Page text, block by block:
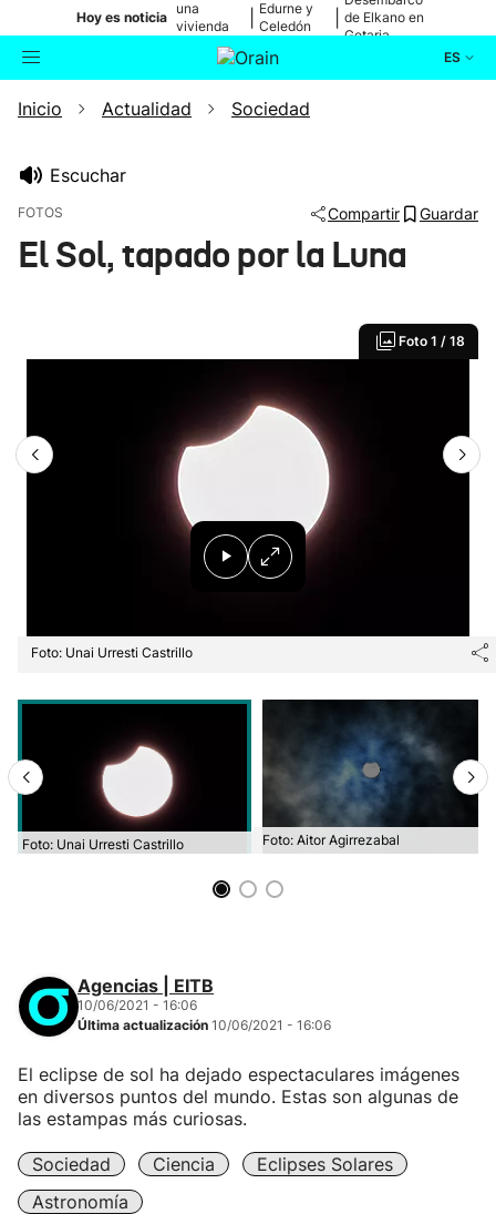
Hoy es noticia
una
vivienda
de Bilbao
Edurne y
Celedón
de Elkano en
Getaria
ES
Buscador Actualidad
Inicio Actualidad Sociedad
Escuchar
FOTOS Compartir Guardar
El Sol, tapado por la Luna
Foto 1 / 18
Foto: Unai Urresti Castrillo
Foto: Unai Urresti Castrillo Foto: Aitor Agirrezabal
Agencias | EITB
10/06/2021 - 16:06
Última actualización 10/06/2021 - 16:06
El eclipse de sol ha dejado espectaculares imágenes
en diversos puntos del mundo. Estas son algunas de
las estampas más curiosas.
Sociedad Ciencia
Eclipses Solares
Astronomía